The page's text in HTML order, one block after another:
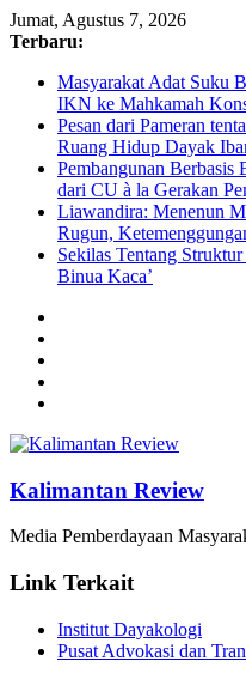
Jumat, Agustus 7, 2026
Terbaru:
Masyarakat Adat Suku
IKN ke Mahkamah
Pesan dari Pameran
Ruang Hidup Dayak
Pembangunan Berbasis
dari CU à la Gerakan
Liawandira: Menenun
Rugun,
Sekilas Tentang
Binua Kaca’
Kalimantan Review
Media Pemberdayaan
Link Terkait
Institut Dayakologi
Pusat Advokasi dan